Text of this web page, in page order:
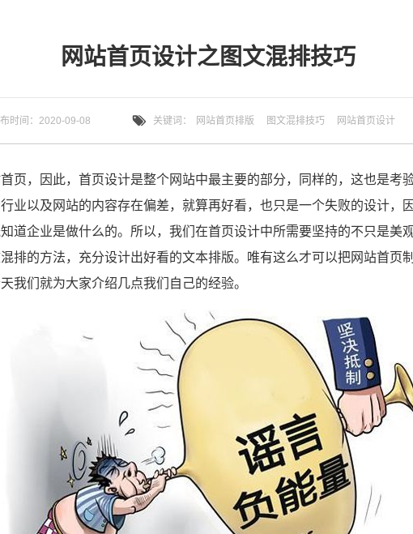
网站首页设计之图文混排技巧
时间：2020-09-08 关键词： 网站首页排版 图文混排技巧 网站首页设计
业以及网站的内容存在偏差，就算再好看，也只是一个失败的设计，
道企业是做什么的。所以，我们在首页设计中所需要坚持的不只是美
排的方法，充分设计出好看的文本排版。唯有这么才可以把网站首页
我们就为大家介绍几点我们自己的经验。